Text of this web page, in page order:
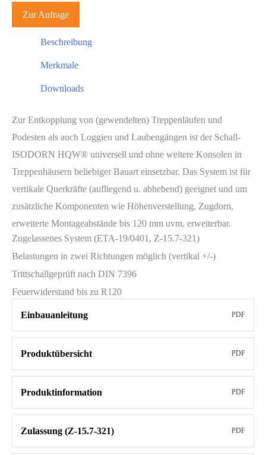
Zur Anfrage
Beschreibung
Merkmale
Downloads
Zur Entkopplung von (gewendelten) Treppenläufen und
Podesten als auch Loggien und Laubengängen ist der Schall-
ISODORN HQW® universell und ohne weitere Konsolen in
Treppenhäusern beliebiger Bauart einsetzbar. Das System ist für
vertikale Querkräfte (aufliegend u. abhebend) geeignet und um
zusätzliche Komponenten wie Höhenverstellung, Zugdorn,
erweiterte Montageabstände bis 120 mm uvm. erweiterbar.
Zugelassenes System (ETA-19/0401, Z-15.7-321)
Belastungen in zwei Richtungen möglich (vertikal +/-)
Trittschallgeprüft nach DIN 7396
Feuerwiderstand bis zu R120
Einbauanleitung PDF
Produktübersicht PDF
Produktinformation PDF
Zulassung (Z-15.7-321) PDF